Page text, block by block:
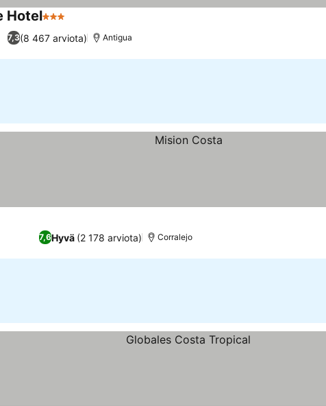
Hotel3 Tähtiluokitus
7,3(8 467 arviota) Antigua
7,6Hyvä (2 178 arviota) Corralejo